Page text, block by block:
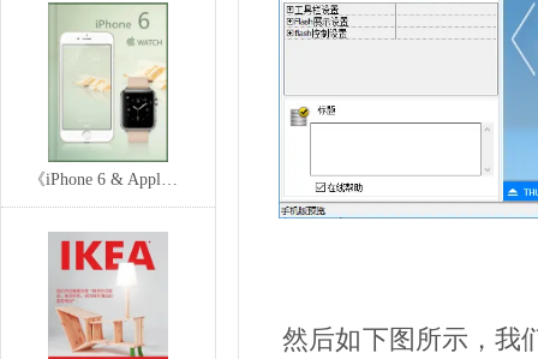
《iPhone 6 & Appl…
然后如下图所示，我